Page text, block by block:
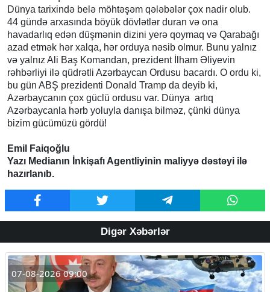
Dünya tarixində belə möhtəşəm qələbələr çox nadir olub.
44 gündə arxasında böyük dövlətlər duran və ona
havadarlıq edən düşmənin dizini yerə qoymaq və Qarabağı
azad etmək hər xalqa, hər orduya nəsib olmur. Bunu yalnız
və yalnız Ali Baş Komandan, prezident İlham Əliyevin
rəhbərliyi ilə qüdrətli Azərbaycan Ordusu bacardı. O ordu ki,
bu gün ABŞ prezidenti Donald Tramp da deyib ki,
Azərbaycanın çox güclü ordusu var. Dünya artıq
Azərbaycanla hərb yoluyla danışa bilməz, çünki dünya
bizim gücümüzü gördü!
Emil Faiqoğlu
Yazı Medianın İnkişafı Agentliyinin maliyyə dəstəyi ilə
hazırlanıb.
Digər Xəbərlər
07-08-2026 09:00